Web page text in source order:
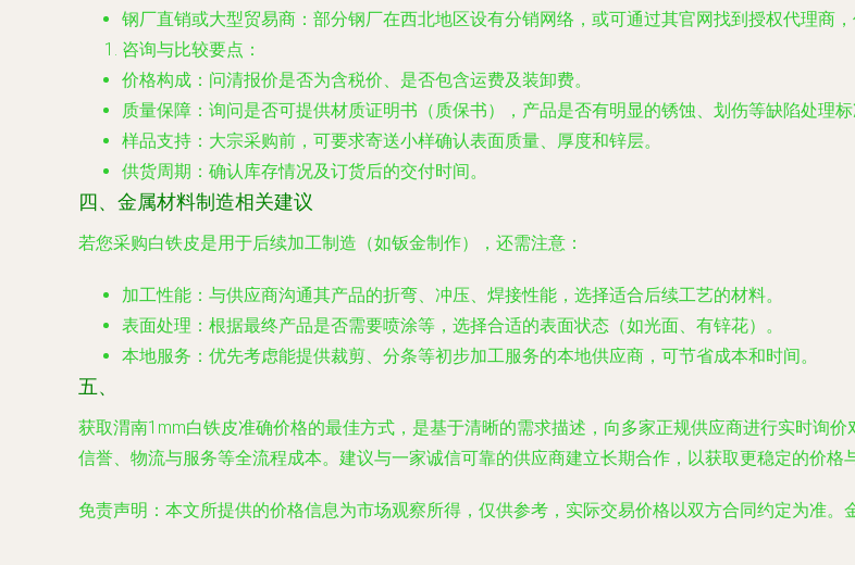
钢厂直销或大型贸易商 ：部分钢厂在西北地区设有分销网络，或可通过其官网找到授权代理商，
咨询与比较要点 ：
价格构成 ：问清报价是否为含税价、是否包含运费及装卸费。
质量保障 ：询问是否可提供材质证明书（质保书），产品是否有明显的锈蚀、划伤等缺陷处理标
样品支持 ：大宗采购前，可要求寄送小样确认表面质量、厚度和锌层。
供货周期 ：确认库存情况及订货后的交付时间。
四、金属材料制造相关建议
若您采购白铁皮是用于后续加工制造（如钣金制作），还需注意：
加工性能 ：与供应商沟通其产品的折弯、冲压、焊接性能，选择适合后续工艺的材料。
表面处理 ：根据最终产品是否需要喷涂等，选择合适的表面状态（如光面、有锌花）。
本地服务 ：优先考虑能提供裁剪、分条等初步加工服务的本地供应商，可节省成本和时间。
五、
获取渭南1mm白铁皮准确价格的最佳方式，是基于清晰的需求描述，向多家正规供应商进行实时询
信誉、物流与服务等全流程成本。建议与一家诚信可靠的供应商建立长期合作，以获取更稳定的价格
免责声明 ：本文所提供的价格信息为市场观察所得，仅供参考，实际交易价格以双方合同约定为准